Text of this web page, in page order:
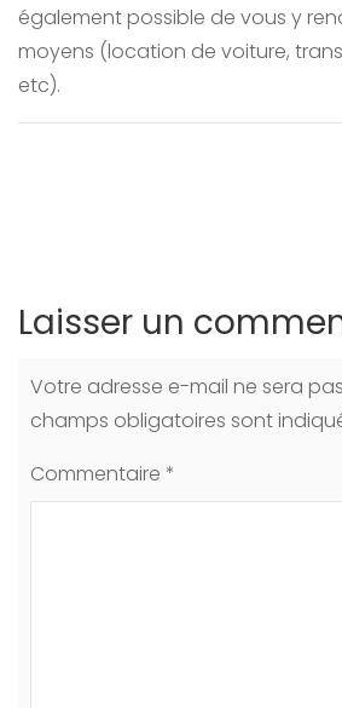
également possible de vous y
moyens (location de voiture,
etc).
Laisser un
Votre adresse e-mail ne sera
champs obligatoires sont
Commentaire *